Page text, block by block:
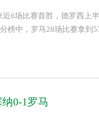
6场比赛首胜，德罗西上
榜中，罗马28场比赛拿到
0-1罗马